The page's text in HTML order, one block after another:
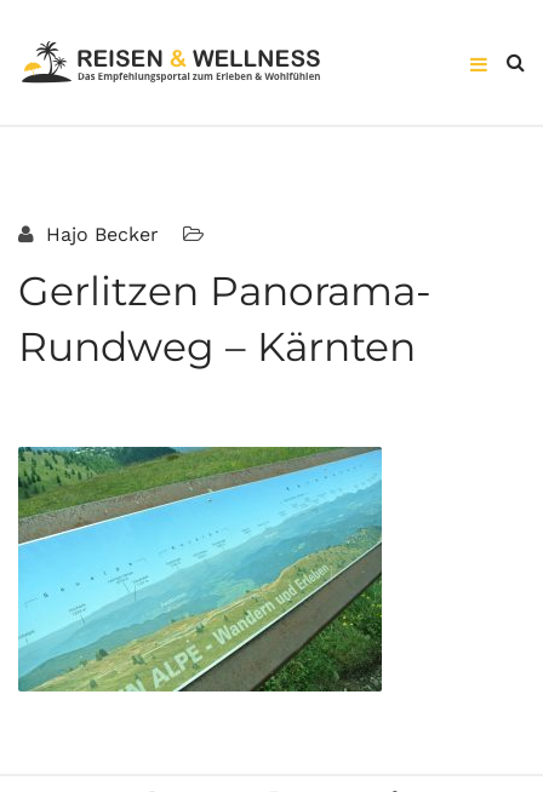
Hajo Becker
Gerlitzen Panorama-
Rundweg – Kärnten